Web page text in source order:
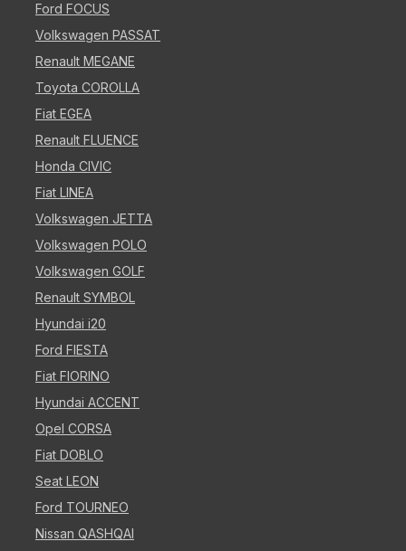
Ford FOCUS
Volkswagen PASSAT
Renault MEGANE
Toyota COROLLA
Fiat EGEA
Renault FLUENCE
Honda CIVIC
Fiat LINEA
Volkswagen JETTA
Volkswagen POLO
Volkswagen GOLF
Renault SYMBOL
Hyundai i20
Ford FIESTA
Fiat FIORINO
Hyundai ACCENT
Opel CORSA
Fiat DOBLO
Seat LEON
Ford TOURNEO
Nissan QASHQAI